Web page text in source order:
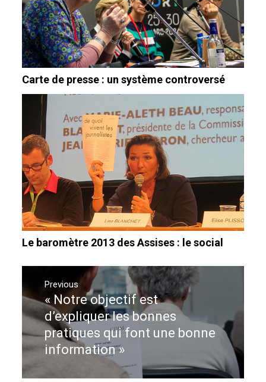
Carte de presse : un système controversé
Le baromètre 2013 des Assises : le social
Navigation
de
l’article
Previous
Previous
post:
« Notre objectif est
d’expliquer les bonnes
pratiques qui font une bonne
information »